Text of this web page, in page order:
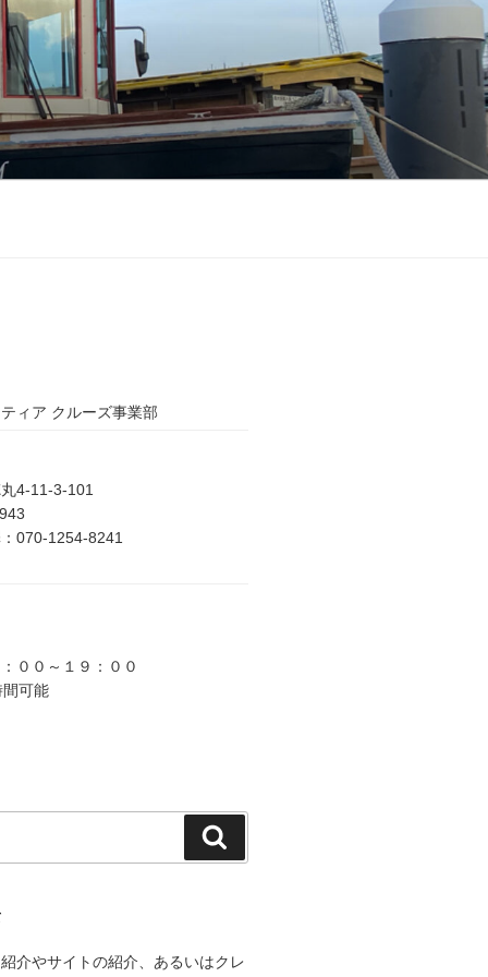
ィア クルーズ事業部
4-11-3-101
070-1254-8241
００～１９：００
可能
索
介やサイトの紹介、あるいはクレ